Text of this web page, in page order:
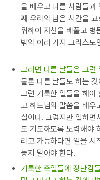
을 배우고 다른 사람들과
째 우리의 남은 시간을
위하여 자선을 베풀고 병
밖의 여러 가지 그리스도
그러면 다른 날들은 그런
물론 다른 날들도 하는
그런 거룩한 일들을 해야
고 하느님의 말씀을 배우
실이다. 그렇지만 일하면
도 기도하도록 노력해야
리고 가능하다면 일을 시
놓지 말아야 한다.
거룩한 축일들에 장난감